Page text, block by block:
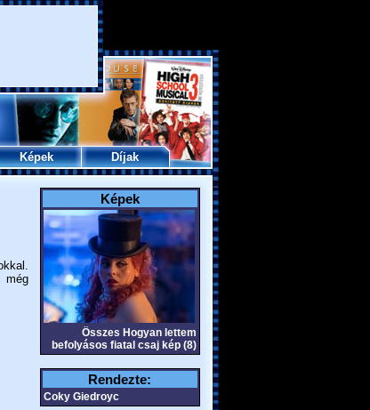
Képek Díjak
még
Képek
Összes Hogyan lettem
befolyásos fiatal csaj kép (8)
Rendezte:
Coky Giedroyc